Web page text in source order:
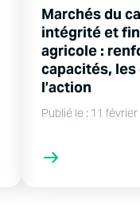
Marchés du
intégrité et
agricole :
capacités,
l’action
Publié le : 11